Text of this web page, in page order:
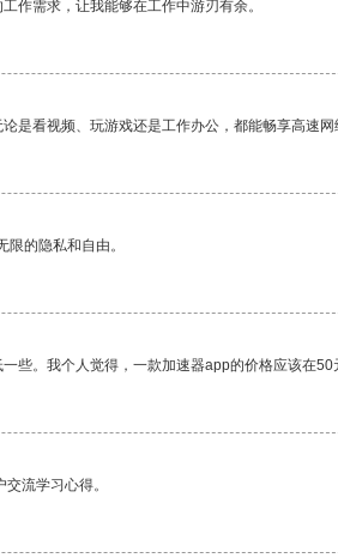
作需求，让我能够在工作中游刃有余。
是看视频、玩游戏还是工作办公，都能畅享高速
的隐私和自由。
些。我个人觉得，一款加速器app的价格应该在50
流学习心得。